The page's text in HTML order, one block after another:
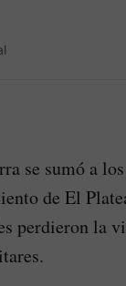
se sumó a
de El
perdieron la